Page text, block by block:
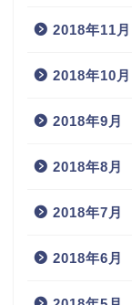
2018年11月
2018年10月
2018年9月
2018年8月
2018年7月
2018年6月